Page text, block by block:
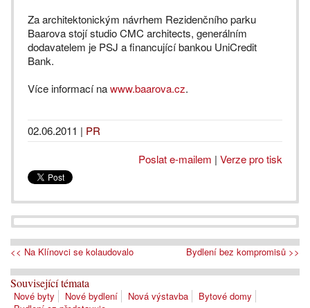
Za architektonickým návrhem Rezidenčního parku
Baarova stojí studio CMC architects, generálním
dodavatelem je PSJ a financující bankou UniCredit
Bank.
Více informací nawww.baarova.cz.
02.06.2011 | PR
Poslat e-mailem | Verze pro tisk
<< Na Klínovci se kolaudovalo Bydlení bez kompromisů >>
Související témata
Nové byty Nové bydlení Nová výstavba
Bytové domy